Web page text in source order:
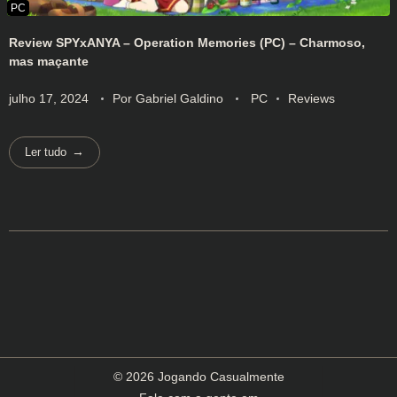
Review SPYxANYA – Operation Memories (PC) – Charmoso,
mas maçante
julho 17, 2024 Por Gabriel Galdino PC Reviews
Ler tudo
© 2026 Jogando Casualmente